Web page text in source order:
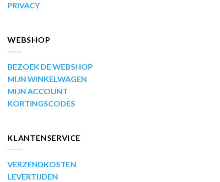
PRIVACY
WEBSHOP
BEZOEK DE WEBSHOP
MIJN WINKELWAGEN
MIJN ACCOUNT
KORTINGSCODES
KLANTENSERVICE
VERZENDKOSTEN
LEVERTIJDEN